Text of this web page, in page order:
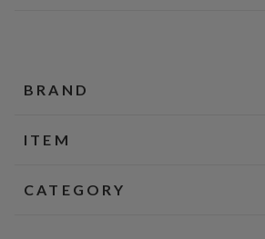
BRAND
ITEM
CATEGORY